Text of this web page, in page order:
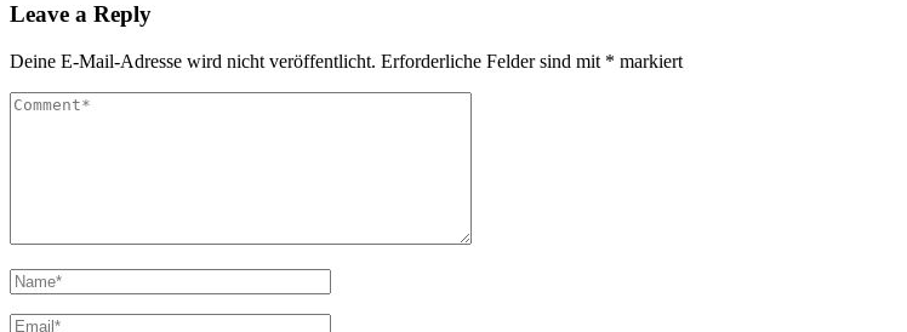
Leave a Reply
Deine E-Mail-Adresse wird nicht veröffentlicht. Erforderliche Felder sind mit * markiert